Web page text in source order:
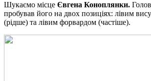
Шукаємо місце Євгена Коноплянки.
пробував його на двох позиціях: лівим
(рідше) та лівим форвардом (частіше).